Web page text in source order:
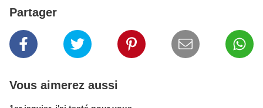
Partager
Vous aimerez aussi